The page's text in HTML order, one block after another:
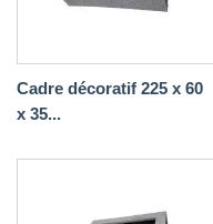
Cadre décoratif 225 x 60
x 35...